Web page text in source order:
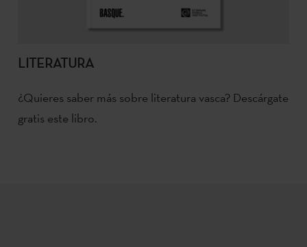
LITERATURA
¿Quieres saber más sobre literatura vasca? Descárgate
gratis este libro.